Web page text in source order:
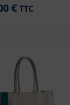
€ TTC